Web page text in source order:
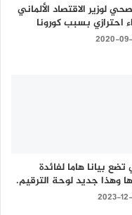
لوزير الاقتصاد الألماني
احترازي بسبب كورونا
2020-
بيانا هاما لفائدة
وهذا جديد لوحة الترقيم.
2023-